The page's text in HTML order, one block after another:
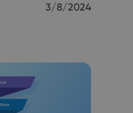
3/8/2024